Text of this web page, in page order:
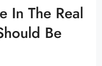
In The Real
Be